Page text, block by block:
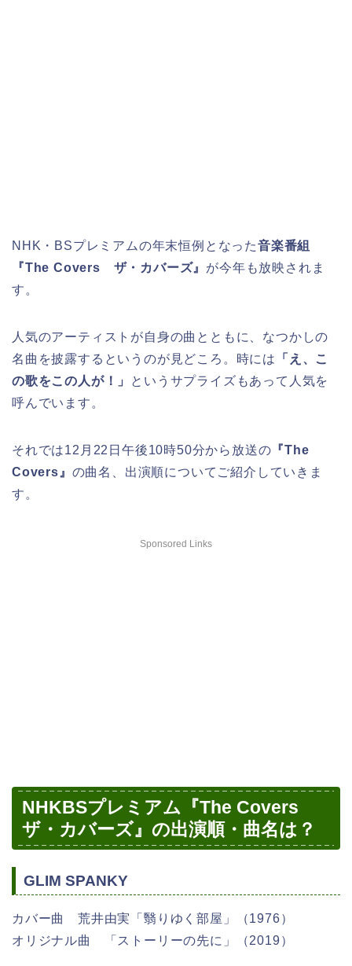
NHK・BSプレミアムの年末恒例となった音楽番組
『The Covers ザ・カバーズ』 が今年も放映されま
す。
人気のアーティストが自身の曲とともに、なつかしの
名曲を披露するというのが見どころ。時には
「え、こ
の歌をこの人が！」
というサプライズもあって人気を
呼んでいます。
それでは12月22日午後10時50分から放送の 『The
Covers』 の曲名、出演順についてご紹介していきま
す。
Sponsored Links
NHKBSプレミアム『The Covers
ザ・カバーズ』の出演順・曲名は？
GLIM SPANKY
カバー曲 荒井由実「翳りゆく部屋」（1976）
オリジナル曲 「ストーリーの先に」（2019）